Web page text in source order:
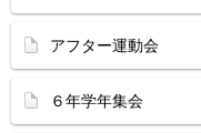
アフター運動会
６年学年集会